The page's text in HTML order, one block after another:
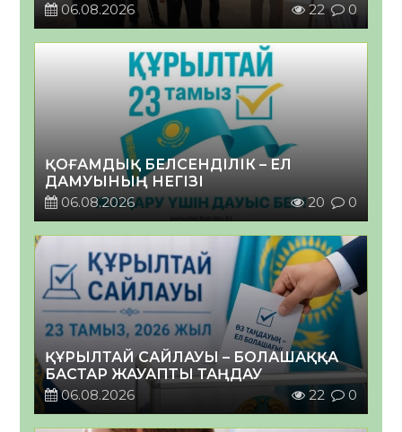
06.08.2026
22 0
ҚОҒАМДЫҚ БЕЛСЕНДІЛІК – ЕЛ
ДАМУЫНЫҢ НЕГІЗІ
06.08.2026
20 0
ҚҰРЫЛТАЙ САЙЛАУЫ – БОЛАШАҚҚА
БАСТАР ЖАУАПТЫ ТАҢДАУ
06.08.2026
22 0